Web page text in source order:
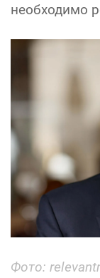
необходимо
Фото: